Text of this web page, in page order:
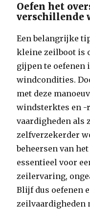
Oefen het
verschillende
Een belangrijke
kleine zeilboot is
gijpen te oefenen
windcondities.
met deze
windsterktes en -
vaardigheden als
zelfverzekerder
beheersen van
essentieel voor
zeilervaring,
Blijf dus oefenen
zeilvaardigheden